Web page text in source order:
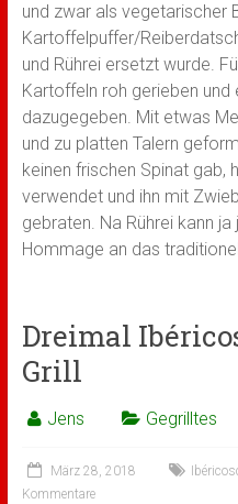
und zwar als vegetarischer
Kartoffelpuffer/
und Rührei ersetzt wurde.
Kartoffeln roh gerieben
dazugegeben. Mit etwas
und zu platten Talern
keinen frischen Spinat gab,
verwendet und ihn mit
gebraten. Na Rührei kann
Hommage an das
Dreimal
Grill
Jens Gegrilltes
März 28, 2018
Kommentare